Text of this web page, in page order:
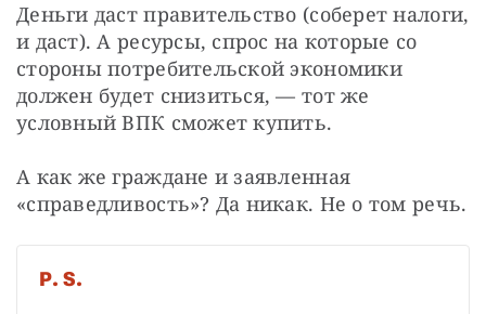
Деньги даст правительство (соберет налоги,
и даст). А ресурсы, спрос на которые со
стороны потребительской экономики
должен будет снизиться, — тот же
условный ВПК сможет купить.
А как же граждане и заявленная
«справедливость»? Да никак. Не о том речь.
P. S.